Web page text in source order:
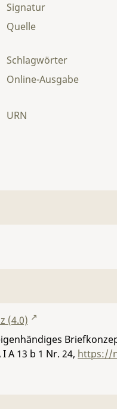
Signatur
Quelle
Schlagwörter
Online-Ausgabe
URN
(4.0)
I A 13 b 1 Nr. 24, https://